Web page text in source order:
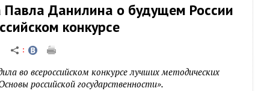
Павла Данилина о будущем России
конкурсе
во всероссийском конкурсе лучших методических
российской государственности».